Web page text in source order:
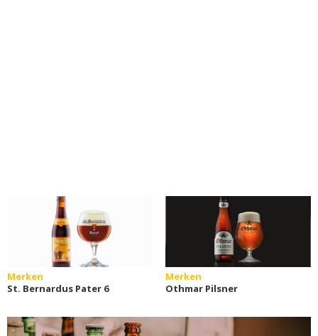
Merken
St. Bernardus Pater 6
Merken
Othmar Pilsner